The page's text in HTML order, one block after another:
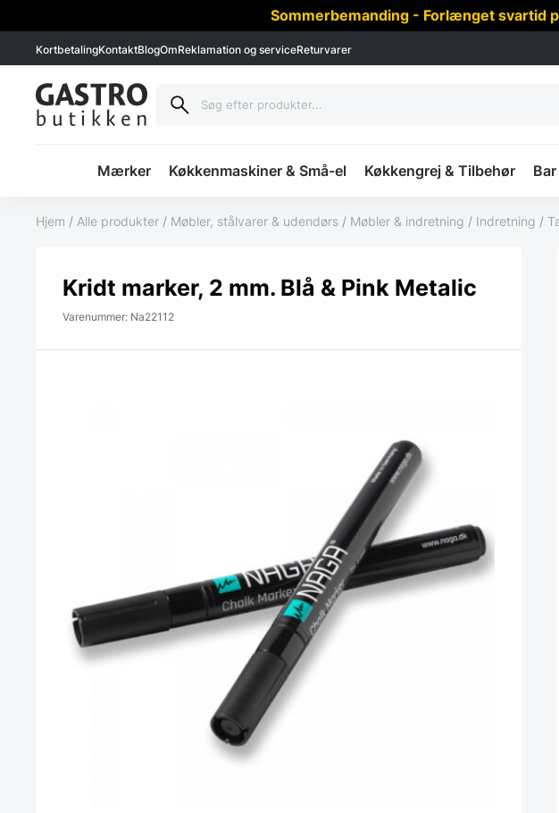
Sommerbemanding - Forlænget svartid
KortbetalingKontaktBlogOmReklamation og serviceReturvarer
Mærker Køkkenmaskiner & Små-el Køkkengrej & Tilbehør
Hjem / Alle produkter / Møbler, stålvarer & udendørs / Møbler & indretning / Indretning /
Kridt marker, 2 mm. Blå & Pink Metalic
Varenummer: Na22112